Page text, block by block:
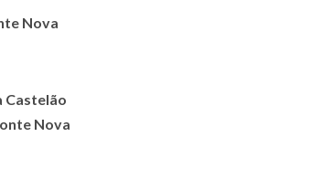
Nova
Castelão
Nova